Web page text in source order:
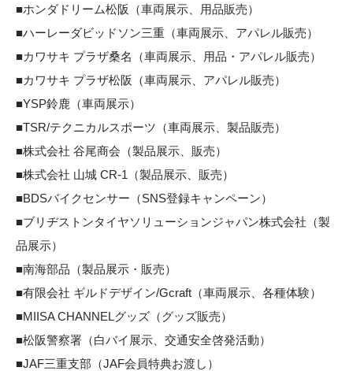
■ホンダドリーム松阪（車両展示、用品販売）
■ハーレーダビッドソン三重（車両展示、アパレル販売）
■カワサキ プラザ桑名（車両展示、用品・アパレル販売）
■カワサキ プラザ松阪（車両展示、アパレル販売）
■YSP鈴鹿（車両展示）
■TSR/テクニカルスポーツ（車両展示、製品販売）
■株式会社 谷尾商会（製品展示、販売）
■株式会社 山城 CR-1（製品展示、販売）
■BDSバイクセンサー（SNS登録キャンペーン）
■ブリヂストンタイヤソリューションジャパン株式会社（製
品展示）
■南海部品（製品展示・販売）
■有限会社 ギルドデザイン/Gcraft（車両展示、各種体験）
■MIISA CHANNELグッズ（グッズ販売）
■松阪警察署（白バイ展示、交通安全啓発活動）
■JAF三重支部（JAF会員特典お渡し）